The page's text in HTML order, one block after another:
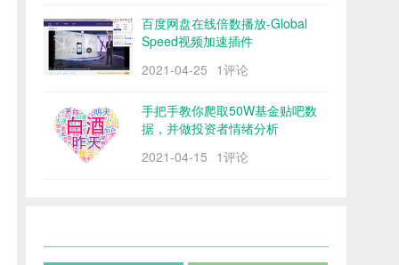
百度网盘在线倍数播放-Global
Speed视频加速插件
2021-04-25 1评论
手把手教你爬取50W基金贴吧数
据，并做投资者情绪分析
2021-04-15 1评论